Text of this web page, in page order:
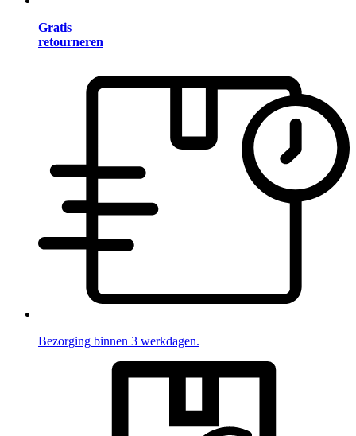
Gratis
retourneren
Bezorging binnen 3 werkdagen.